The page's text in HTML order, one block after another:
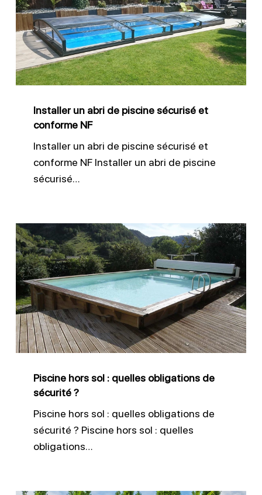
abri
de
piscine
sécurisé
et
Installer un abri de piscine sécurisé et
conforme NF
Installer un abri de piscine sécurisé et
conforme NF Installer un abri de piscine
sécurisé…
Piscine
hors
sol
quelles
obligations
de
Piscine hors sol : quelles obligations de
sécurité ?
Piscine hors sol : quelles obligations de
sécurité ? Piscine hors sol : quelles
obligations…